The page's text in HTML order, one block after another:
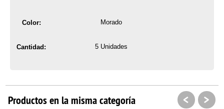
Color: Morado
Cantidad: 5 Unidades
Productos en la misma categoría < >